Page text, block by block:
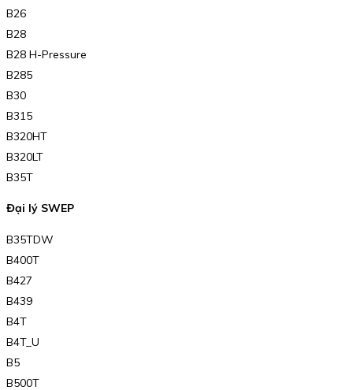
B26
B28
B28 H-Pressure
B285
B30
B315
B320HT
B320LT
B35T
Đại lý SWEP
B35TDW
B400T
B427
B439
B4T
B4T_U
B5
B500T